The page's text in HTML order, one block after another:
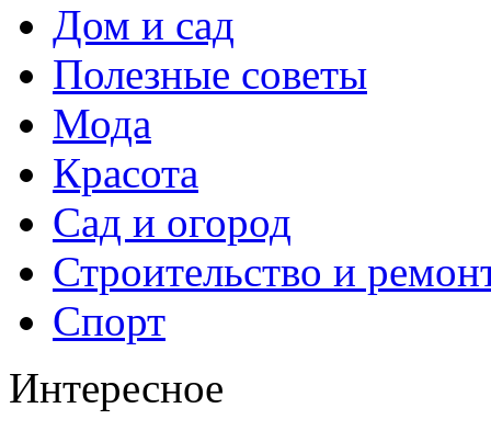
Дом и сад
Полезные советы
Мода
Красота
Сад и огород
Строительство и
Спорт
Интересное